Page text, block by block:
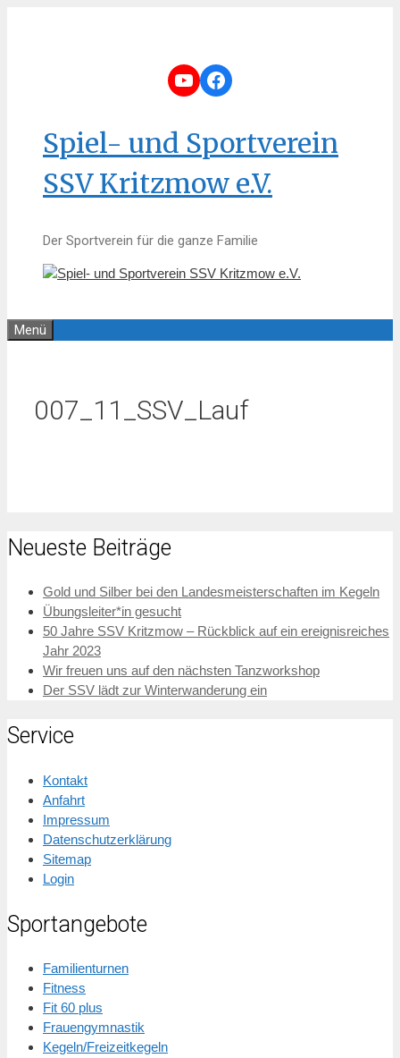
YouTube
Facebook
Spiel- und Sportverein
SSV Kritzmow e.V.
Der Sportverein für die ganze Familie
Menü
007_11_SSV_Lauf
Neueste Beiträge
Gold und Silber bei den Landesmeisterschaften im Kegeln
Übungsleiter*in gesucht
50 Jahre SSV Kritzmow – Rückblick auf ein ereignisreiches
Jahr 2023
Wir freuen uns auf den nächsten Tanzworkshop
Der SSV lädt zur Winterwanderung ein
Service
Kontakt
Anfahrt
Impressum
Datenschutzerklärung
Sitemap
Login
Sportangebote
Familienturnen
Fitness
Fit 60 plus
Frauengymnastik
Kegeln/Freizeitkegeln